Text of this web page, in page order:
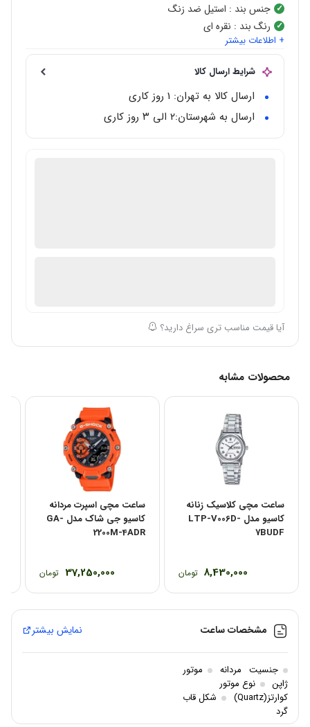
جنس بند : استیل ضد زنگ
رنگ بند : نقره ای
+ اطلاعات بیشتر
شرایط ارسال کالا
ارسال کالا به تهران: 1 روز کاری
ارسال به شهرستان:‌۲ الی ۳ روز کاری
آیا قیمت مناسب تری سراغ دارید؟
محصولات مشابه
ساعت مچی کلاسیک زنانه
کاسیو مدل LTP-V006D-
7BUDF
8,430,000 تومان
ساعت مچی اسپرت مردانه
کاسیو جی شاک مدل GA-
2200M-4ADR
37,250,000 تومان
مشخصات ساعت نمایش بیشتر
جنسیت مردانه
موتور
ژاپن
نوع موتور
کوارتز(Quartz)
شکل قاب
گرد